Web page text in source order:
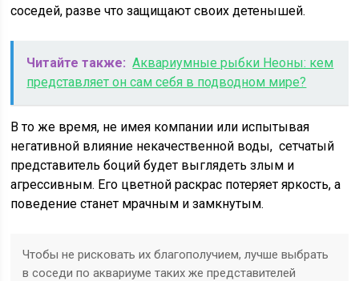
соседей, разве что защищают своих детенышей.
Читайте также: Аквариумные рыбки Неоны: кем
представляет он сам себя в подводном мире?
В то же время, не имея компании или испытывая
негативной влияние некачественной воды, сетчатый
представитель боций будет выглядеть злым и
агрессивным. Его цветной раскрас потеряет яркость, а
поведение станет мрачным и замкнутым.
Чтобы не рисковать их благополучием, лучше выбрать
в соседи по аквариуме таких же представителей